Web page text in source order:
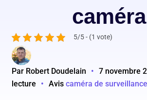
caméra
5/5 - (1 vote)
Par Robert Doudelain • 7 novembre
lecture
• Avis caméra de surveillance